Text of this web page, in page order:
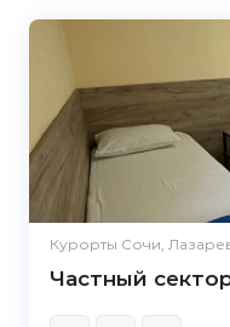
Курорты Сочи,
Частный